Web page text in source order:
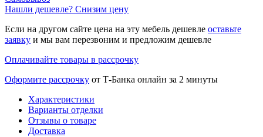
Нашли дешевле? Снизим цену
Если на другом сайте цена на эту мебель дешевле оставьте
заявку и мы вам перезвоним и предложим дешевле
Оплачивайте товары в рассрочку
Оформите рассрочку от Т-Банка онлайн за 2 минуты
Характеристики
Варианты отделки
Отзывы о товаре
Доставка